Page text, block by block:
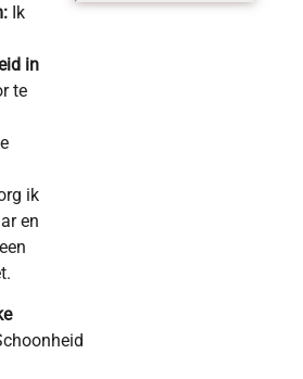
Ik
in
te
ik
en